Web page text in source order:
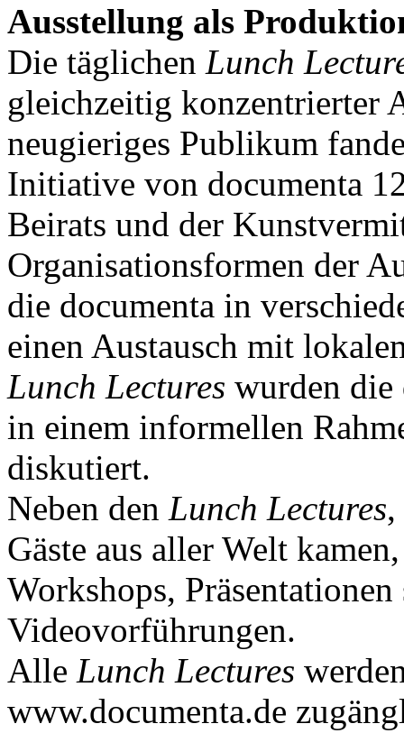
Ausstellung als
Die täglichen Lunch
gleichzeitig konzentrierter
neugieriges Publikum
Initiative von documenta
Beirats und der
Organisationsformen der
die documenta in
einen Austausch mit
Lunch Lectures wurden die
in einem informellen
diskutiert.
Neben den Lunch Lectures
Gäste aus aller Welt
Workshops,
Videovorführungen.
Alle Lunch Lectures
www.documenta.de